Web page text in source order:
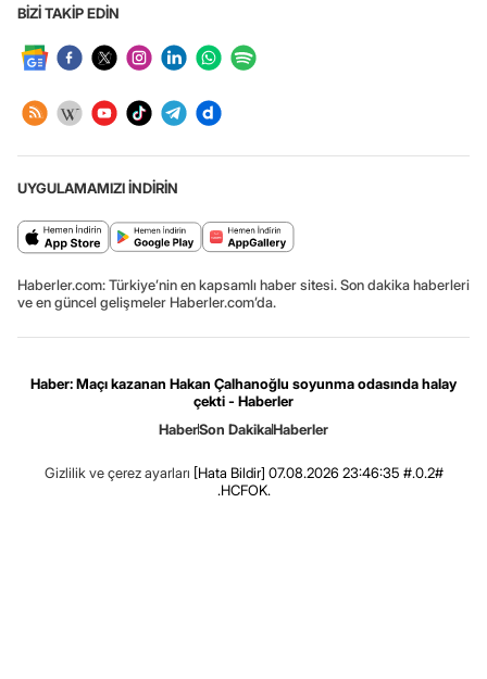
BİZİ TAKİP EDİN
UYGULAMAMIZI İNDİRİN
Haberler.com: Türkiye’nin en kapsamlı haber sitesi. Son dakika haberleri
ve en güncel gelişmeler Haberler.com’da.
Haber: Maçı kazanan Hakan Çalhanoğlu soyunma odasında halay
çekti - Haberler
HaberSon DakikaHaberler
Gizlilik ve çerez ayarları [Hata Bildir] 07.08.2026 23:46:35 #.0.2#
.HCFOK.